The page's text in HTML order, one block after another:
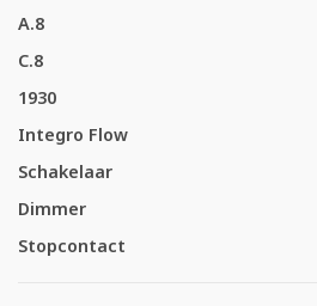
A.8
C.8
1930
Integro Flow
Schakelaar
Dimmer
Stopcontact